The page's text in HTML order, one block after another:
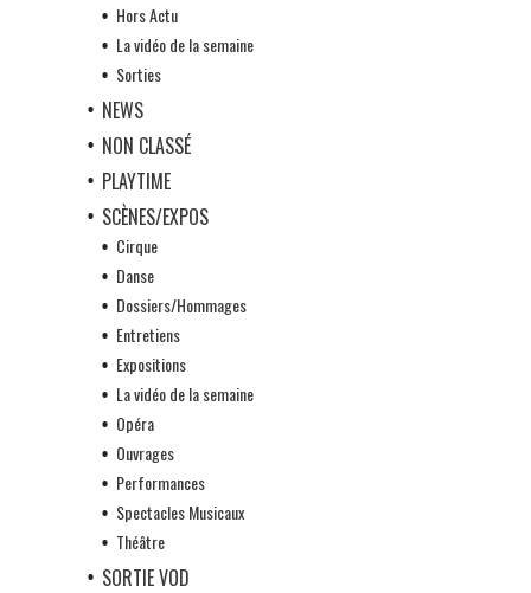
Hors Actu
La vidéo de la semaine
Sorties
NEWS
NON CLASSÉ
PLAYTIME
SCÈNES/EXPOS
Cirque
Danse
Dossiers/Hommages
Entretiens
Expositions
La vidéo de la semaine
Opéra
Ouvrages
Performances
Spectacles Musicaux
Théâtre
SORTIE VOD